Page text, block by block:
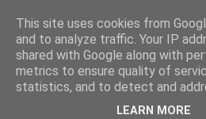
This site uses cookies from
and to analyze traffic. Your IP
shared with Google along with
metrics to ensure quality of
statistics, and to detect and
LEARN MORE